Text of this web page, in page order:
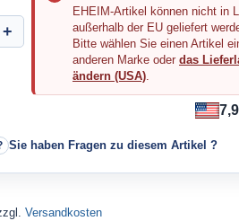
EHEIM-Artikel können nicht in
außerhalb der EU geliefert
Bitte wählen Sie einen Artikel
anderen Marke oder das
ändern (USA).
Sie haben Fragen zu diesem Artikel ?
Versandkosten